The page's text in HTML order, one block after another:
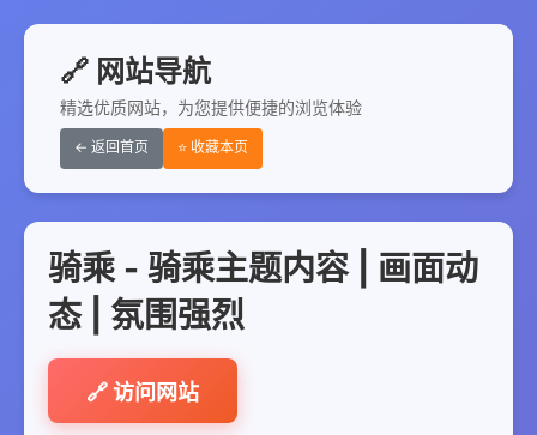
🔗 网站导航
精选优质网站，为您提供便捷的浏览体验
← 返回首页 ⭐ 收藏本页
骑乘 - 骑乘主题内容 | 画面动
态 | 氛围强烈
🔗 访问网站